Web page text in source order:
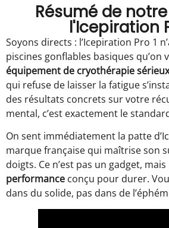
Résumé de
l'Icepiration
Soyons directs : l’Icepiration Pro 1
piscines gonflables basiques qu’on
équipement de cryothérapie sérieux
qui refuse de laisser la fatigue
des résultats concrets sur votre
mental, c’est exactement le
On sent immédiatement la patte
marque française qui maîtrise son
doigts. Ce n’est pas un gadget, mais
performance conçu pour durer.
dans du solide, pas dans de